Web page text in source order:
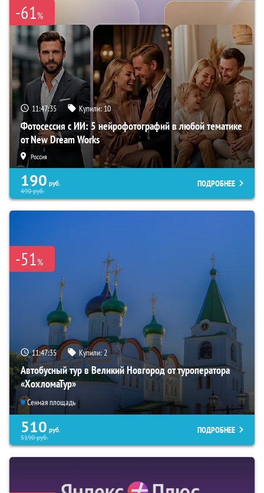
-61%
11:47:35 Купили:10
Фотосессия с ИИ: 5 нейрофотографий в любой тематике
от New Dream Works
Россия
190 руб.
490руб.
ПОДРОБНЕЕ
-51%
11:47:35 Купили:2
Автобусный тур в Великий Новгород от туроператора
«ХохломаТур»
Сенная площадь
510 руб.
5190руб.
ПОДРОБНЕЕ